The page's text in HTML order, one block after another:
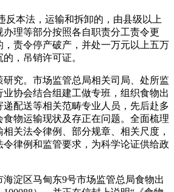
本法，运输和拆卸的，由县级以上
办理等部分按照各自职责分工责令更
，责令停产破产，并处一万元以上五万
，吊销许可证。
究。市场监管总局相关司局、处所监
协会结合组建工做专班，组织食物出
配送等相关范畴专业人员，先后赴多
物运输现状及存正在问题。全面梳理
关法令律例、部分规章、相关尺度，
律例和监管要求，为科学论证供给政
区马甸东9号市场监管总局食物出